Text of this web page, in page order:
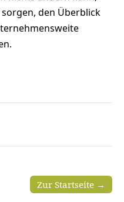
den Überblick
Zur Startseite →